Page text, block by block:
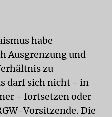
habe
Ausgrenzung und
zu
darf sich nicht - in
- fortsetzen oder
Vorsitzende. Die